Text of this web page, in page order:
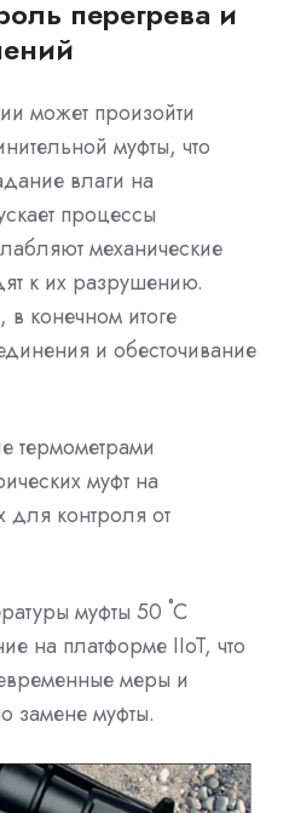
перегрева и
может произойти
муфты, что
влаги на
процессы
механические
к их разрушению.
в конечном итоге
и обесточивание
термометрами
муфт на
для контроля от
муфты 50 ˚С
на платформе IIoT, что
меры и
замене муфты.